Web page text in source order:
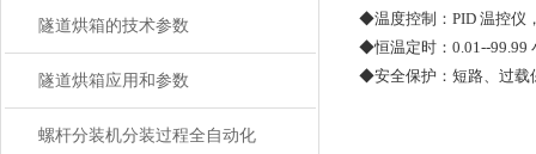
隧道烘箱的技术参数
隧道烘箱应用和参数
螺杆分装机分装过程全自动化
◆温度控制：PID 温控仪
◆恒温定时：0.01--99.99
◆安全保护：短路、过载